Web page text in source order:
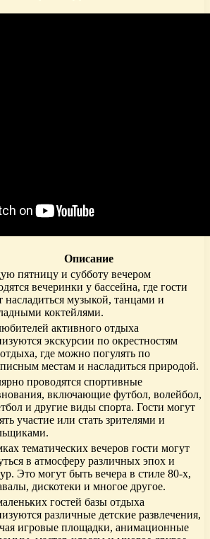
Описание
пятницу и субботу вечером
вечеринки у бассейна, где гости
насладиться музыкой, танцами и
коктейлями.
активного отдыха
экскурсии по окрестностям
где можно погулять по
местам и насладиться природой.
проводятся спортивные
включающие футбол, волейбол,
и другие виды спорта. Гости могут
участие или стать зрителями и
тематических вечеров гости могут
в атмосферу различных эпох и
Это могут быть вечера в стиле 80-х,
дискотеки и многое другое.
гостей базы отдыха
различные детские развлечения,
игровые площадки, анимационные